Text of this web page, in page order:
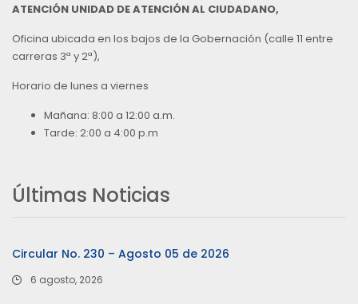
ATENCIÓN UNIDAD DE ATENCIÓN AL CIUDADANO,
Oficina ubicada en los bajos de la Gobernación (calle 11 entre
carreras 3ª y 2ª),
Horario de lunes a viernes
Mañana: 8:00 a 12:00 a.m.
Tarde: 2:00 a 4:00 p.m
Últimas Noticias
Circular No. 230 – Agosto 05 de 2026
6 agosto, 2026